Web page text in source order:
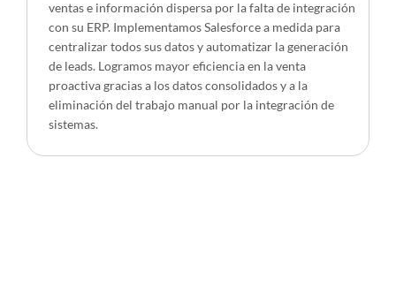
ventas e información dispersa por la falta de integración
con su ERP. Implementamos Salesforce a medida para
centralizar todos sus datos y automatizar la generación
de leads. Logramos mayor eficiencia en la venta
proactiva gracias a los datos consolidados y a la
eliminación del trabajo manual por la integración de
sistemas.